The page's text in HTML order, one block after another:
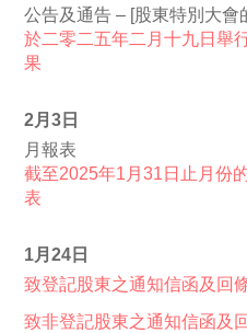
公告及通告 – [股東特別大會
於二零二五年二月十九日舉
果
2月3日
月報表
截至2025年1月31日止月份
表
1月24日
致登記股東之通知信函及回
致非登記股東之通知信函及